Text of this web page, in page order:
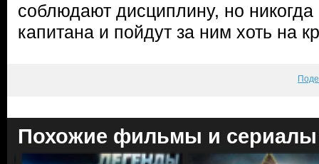
соблюдают дисциплину, но никогда
капитана и пойдут за ним хоть на
Похожие фильмы и сериалы